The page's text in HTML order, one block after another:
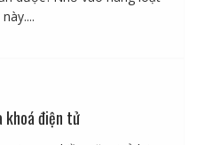
khoá điện tử